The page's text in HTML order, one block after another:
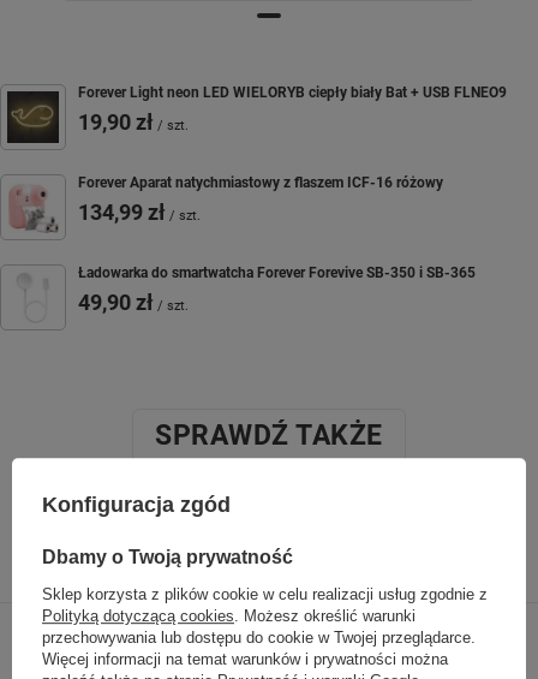
Forever Light neon LED WIELORYB ciepły biały Bat + USB FLNEO9
19,90 zł / szt.
Forever Aparat natychmiastowy z flaszem ICF-16 różowy
134,99 zł / szt.
Ładowarka do smartwatcha Forever Forevive SB-350 i SB-365
49,90 zł / szt.
SPRAWDŹ TAKŻE
Poprzedni z tej kategorii Następny z tej kategorii
Konfiguracja zgód
Dbamy o Twoją prywatność
Sklep korzysta z plików cookie w celu realizacji usług zgodnie z
Polityką dotyczącą cookies. Możesz określić warunki
przechowywania lub dostępu do cookie w Twojej przeglądarce.
Więcej informacji na temat warunków i prywatności można